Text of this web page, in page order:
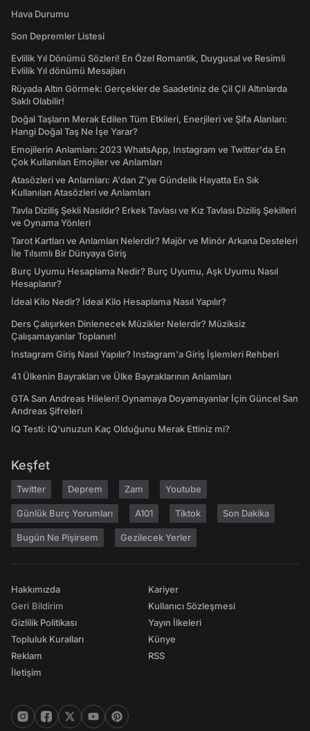
Hava Durumu
Son Depremler Listesi
Evlilik Yıl Dönümü Sözleri! En Özel Romantik, Duygusal ve Resimli
Evlilik Yıl dönümü Mesajları
Rüyada Altın Görmek: Gerçekler de Saadetiniz de Çil Çil Altınlarda
Saklı Olabilir!
Doğal Taşların Merak Edilen Tüm Etkileri, Enerjileri ve Şifa Alanları:
Hangi Doğal Taş Ne İşe Yarar?
Emojilerin Anlamları: 2023 WhatsApp, Instagram ve Twitter'da En
Çok Kullanılan Emojiler ve Anlamları
Atasözleri ve Anlamları: A'dan Z'ye Gündelik Hayatta En Sık
Kullanılan Atasözleri ve Anlamları
Tavla Diziliş Şekli Nasıldır? Erkek Tavlası ve Kız Tavlası Diziliş Şekilleri
ve Oynama Yönleri
Tarot Kartları ve Anlamları Nelerdir? Majör ve Minör Arkana Desteleri
İle Tılsımlı Bir Dünyaya Giriş
Burç Uyumu Hesaplama Nedir? Burç Uyumu, Aşk Uyumu Nasıl
Hesaplanır?
İdeal Kilo Nedir? İdeal Kilo Hesaplama Nasıl Yapılır?
Ders Çalışırken Dinlenecek Müzikler Nelerdir? Müziksiz
Çalışamayanlar Toplanın!
Instagram Giriş Nasıl Yapılır? Instagram'a Giriş İşlemleri Rehberi
41 Ülkenin Bayrakları ve Ülke Bayraklarının Anlamları
GTA San Andreas Hileleri! Oynamaya Doyamayanlar İçin Güncel San
Andreas Şifreleri
IQ Testi: IQ'unuzun Kaç Olduğunu Merak Ettiniz mi?
Keşfet
Twitter Deprem Zam Youtube
Günlük Burç Yorumları A101 Tiktok Son Dakika
Bugün Ne Pişirsem Gezilecek Yerler
Hakkımızda
Geri Bildirim
Gizlilik Politikası
Topluluk Kuralları
Reklam
İletişim
Kariyer
Kullanıcı Sözleşmesi
Yayın İlkeleri
Künye
RSS